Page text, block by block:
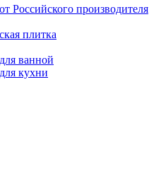
Российского производителя
плитка
ванной
кухни